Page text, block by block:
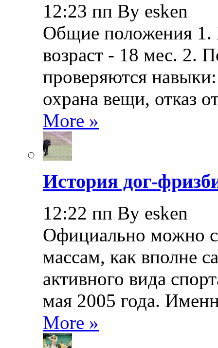
12:23 пп By esken
Общие положения
возраст - 18 мес. 2.
проверяются
охрана вещи, отказ
More »
История дог-
12:22 пп By esken
Официально можно
массам, как вполне
активного вида
мая 2005 года.
More »